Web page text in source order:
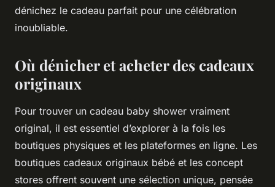
dénichez le cadeau parfait pour une célébration
inoubliable.
Où dénicher et acheter des cadeaux
originaux
Pour trouver un cadeau baby shower vraiment
original, il est essentiel d’explorer à la fois les
boutiques physiques et les plateformes en ligne. Les
boutiques cadeaux originaux bébé et les concept
stores offrent souvent une sélection unique, pensée